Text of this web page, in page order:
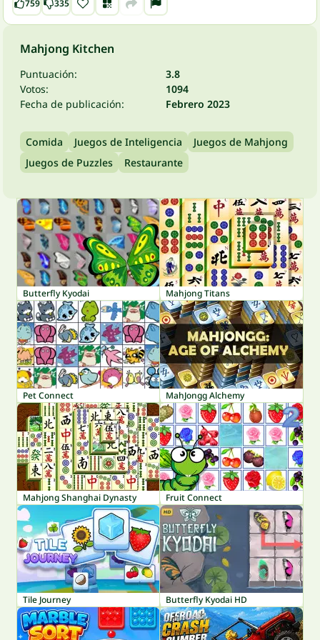
759 335
Mahjong Kitchen
Puntuación:
3.8
Votos:
1094
Fecha de publicación:
Febrero 2023
Comida Juegos de Inteligencia
Juegos de Mahjong
Juegos de Puzzles
Restaurante
Butterfly Kyodai Mahjong Titans
Pet Connect MahJongg Alchemy
Mahjong Shanghai Dynasty Fruit Connect
Tile Journey Butterfly Kyodai HD